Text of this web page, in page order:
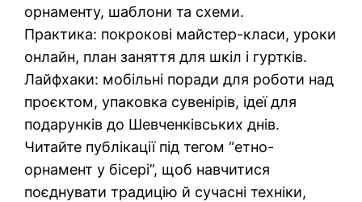
орнаменту, шаблони та схеми.
Практика: покрокові майстер-класи, уроки
онлайн, план заняття для шкіл і гуртків.
Лайфхаки: мобільні поради для роботи над
проєктом, упаковка сувенірів, ідеї для
подарунків до Шевченківських днів.
Читайте публікації під тегом “етно-
орнамент у бісері”, щоб навчитися
поєднувати традицію й сучасні техніки,